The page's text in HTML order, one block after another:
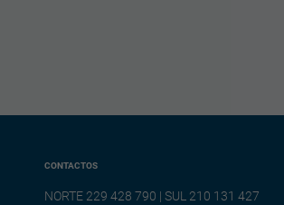
CONTACTOS
NORTE 229 428 790 | SUL 210 131 427